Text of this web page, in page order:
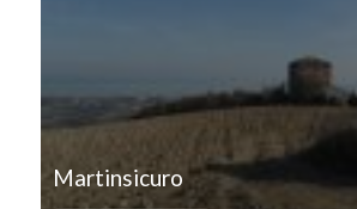
Martinsicuro